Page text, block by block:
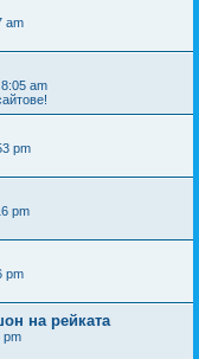
am
am
pm
pm
pm
на рейката
pm